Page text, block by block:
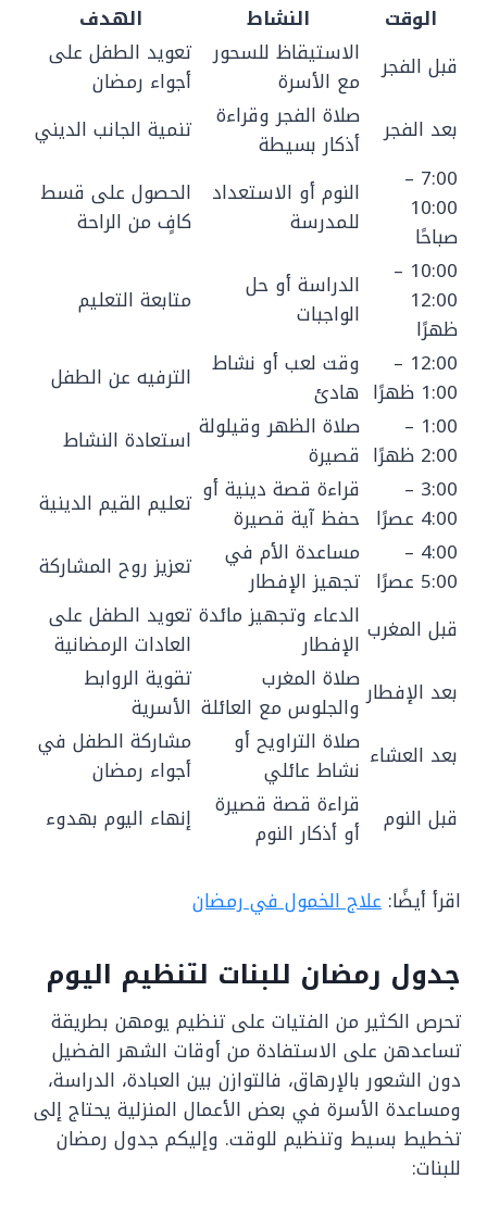
الوقت
النشاط
الهدف
قبل الفجر
الاستيقاظ للسحور
مع الأسرة
تعويد الطفل على
أجواء رمضان
بعد الفجر
صلاة الفجر وقراءة
أذكار بسيطة
تنمية الجانب الديني
7:00 –
10:00
صباحًا
النوم أو الاستعداد
للمدرسة
الحصول على قسط
كافٍ من الراحة
10:00 –
12:00
ظهرًا
الدراسة أو حل
الواجبات
متابعة التعليم
12:00 –
1:00 ظهرًا
وقت لعب أو نشاط
هادئ
الترفيه عن الطفل
1:00 –
2:00 ظهرًا
صلاة الظهر وقيلولة
قصيرة
استعادة النشاط
3:00 –
4:00 عصرًا
قراءة قصة دينية أو
حفظ آية قصيرة
تعليم القيم الدينية
4:00 –
5:00 عصرًا
مساعدة الأم في
تجهيز الإفطار
تعزيز روح المشاركة
قبل المغرب الدعاء وتجهيز مائدة
الإفطار
تعويد الطفل على
العادات الرمضانية
بعد الإفطارصلاة المغرب
والجلوس مع العائلة
تقوية الروابط
الأسرية
بعد العشاء صلاة التراويح أو
نشاط عائلي
مشاركة الطفل في
أجواء رمضان
قبل النوم
قراءة قصة قصيرة
أو أذكار النوم
إنهاء اليوم بهدوء
اقرأ أيضًا: علاج الخمول في رمضان
جدول رمضان للبنات لتنظيم اليوم
تحرص الكثير من الفتيات على تنظيم يومهن بطريقة
تساعدهن على الاستفادة من أوقات الشهر الفضيل
دون الشعور بالإرهاق، فالتوازن بين العبادة، الدراسة،
ومساعدة الأسرة في بعض الأعمال المنزلية يحتاج إلى
تخطيط بسيط وتنظيم للوقت. وإليكم جدول رمضان
للبنات: